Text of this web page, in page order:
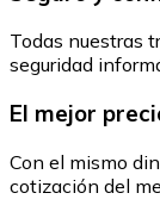
Todas nuestras
seguridad
El mejor
Con el mismo
cotización del